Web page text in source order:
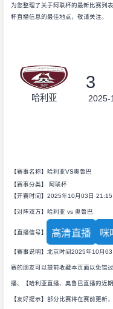
为您整理了关于阿联杯的最新比赛列
杯直播信息的最佳地点，敬请关注。
哈利亚
3
2025-
【赛事名称】哈利亚VS奥鲁巴
【赛事分类】 阿联杯
【开赛时间】2025年10月03日 21:15
【对阵双方】哈利亚 vs 奥鲁巴
【直播信号】 高清直播 咪
【赛事说明】北京时间2025年10月
赛的朋友可以提前收藏本页面以免错
播、【哈利亚直播、奥鲁巴直播的近
【友好提示】部分比赛将在赛前更新